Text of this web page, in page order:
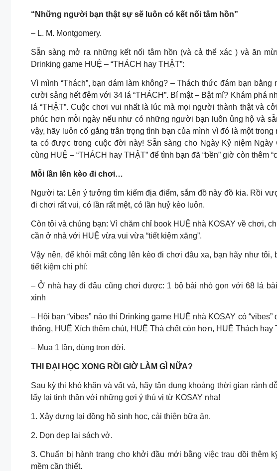
“Những người bạn thật sự sẽ luôn có kết nối tâm hồn”
– L. M. Montgomery.
Sẵn sàng mở ra những kết nối tâm hồn (và cả thể xác ) và ăn
Drinking game HUỆ – “THÁCH hay THẬT”:
Vì mình “Thách”, bạn dám làm không? – Thách thức đám bạn
cười sảng hết đêm với 34 lá “THÁCH”. Bí mật – Bật mí? Khám phá
lá “THẬT”. Cuộc chơi vui nhất là lúc mà mọi người thành thật và
phúc hơn mỗi ngày nếu như có những người bạn luôn ủng hộ và
vậy, hãy luôn cố gắng trân trọng tình bạn của mình vì đó là một
ta có được trong cuộc đời này! Sẵn sàng cho Ngày Kỷ niệm
cùng HUỆ – “THÁCH hay THẬT” để tình bạn đã “bền” giờ còn thêm
Mỗi lần lên kèo đi chơi…
Người ta: Lên ý tưởng tìm kiếm địa điểm, sắm đồ này đồ kia. Rồi
đi chơi rất vui, có lần rất mệt, có lần huỷ kèo luôn.
Còn tôi và chúng bạn: Vì chăm chỉ book HUỆ nhà KOSAY về chơi,
cần ở nhà với HUỆ vừa vui vừa “tiết kiệm xăng”.
Vậy nên, để khỏi mất công lên kèo đi chơi đâu xa, bạn hãy như
tiết kiệm chi phí:
– Ở nhà hay đi đâu cũng chơi được: 1 bộ bài nhỏ gọn với 68 lá
xinh
– Hội bạn “vibes” nào thì Drinking game HUỆ nhà KOSAY có
thống, HUỆ Xích thêm chút, HUỆ Thà chết còn hơn, HUỆ Thách hay
– Mua 1 lần, dùng trọn đời.
THI ĐẠI HỌC XONG RỒI GIỜ LÀM GÌ NỮA?
Sau kỳ thi khó khăn và vất vả, hãy tận dụng khoảng thời gian rảnh
lấy lại tinh thần với những gợi ý thú vị từ KOSAY nha!
1. Xây dựng lại đồng hồ sinh học, cải thiện bữa ăn.
2. Dọn dẹp lại sách vở.
3. Chuẩn bị hành trang cho khởi đầu mới bằng việc trau dồi thêm
mềm cần thiết.